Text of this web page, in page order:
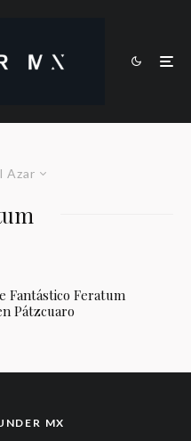
Azar
Fantástico Feratum
Pátzcuaro
MX